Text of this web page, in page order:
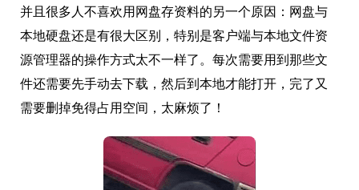
并且很多人不喜欢用网盘存资料的另一个原因：网盘与
本地硬盘还是有很大区别，特别是客户端与本地文件资
源管理器的操作方式太不一样了。每次需要用到那些文
件还需要先手动去下载，然后到本地才能打开，完了又
需要删掉免得占用空间，太麻烦了！